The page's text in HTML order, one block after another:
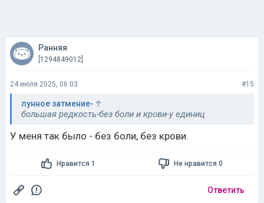
Ранняя
[1294849012]
24 июля 2025, 06:03 #15
лунное затмение-
большая редкость-без боли и крови-у единиц
У меня так было - без боли, без крови.
Нравится 1 Не нравится 0
Ответить